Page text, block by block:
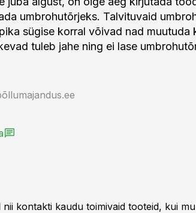
umbrohutõrjeks. Talvituvaid
sügise korral võivad nad muutuda
tuleb jahe ning ei lase
kontakti kaudu toimivaid tooteid, kui